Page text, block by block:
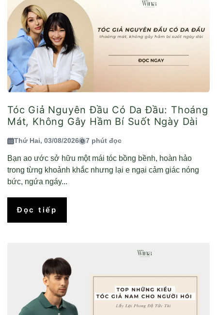
Tóc Giả Nguyên Đầu Có Da Đầu: Thoáng
Mát, Không Gây Hầm Bí Suốt Ngày Dài
Thứ Hai, 03/08/2026 7 phút đọc
Bạn ao ước sở hữu một mái tóc bồng bềnh, hoàn hảo
trong từng khoảnh khắc nhưng lại e ngại cảm giác nóng
bức, ngứa ngáy...
Đọc tiếp